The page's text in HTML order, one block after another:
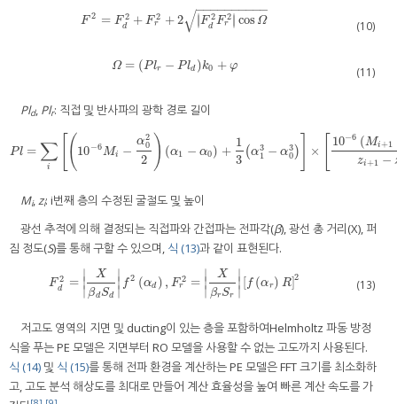
F 2 = F 2
d + F 2
r +2 ∣F 2
d F 2
r ∣ cos Ω
− −
−−−−−−−−
√
F2 =Fd 2+Fr2+2|Fd 2 Fr2|cos Ω (10)
Ω = (Plr − Pld )k0 + φ
Ω=(Plr −P ld)k0+φ (11)
Pld, Plr: 직접 및 반사파의 광학 경로 길이
Pl = ∑
i ( 10−6Mi −
α2
0
2 ) (α1 − α0) +
1
3
(α3
1 − α3
0 ) ×
10−6 (Mi+1
zi+1 −
= ∑i[(10−6M i−α022 )( α1− α0) +13 α1 3−α03 )]× [10− M 1−Mi)zi+1−zi]
Mi,zi: i번째 층의 수정된 굴절도 및 높이
광선 추적에 의해 결정되는 직접파와 간접파는 전파각(β), 광선 총 거리(X), 퍼
짐 정도(S)를 통해 구할 수 있으며, 식 (13)과 같이 표현된다.
F 2
d =
∣
∣
∣
X
βdSd
∣
∣
∣ f2 (αd ) , F 2
r =
∣
∣
∣
X
βrSr
∣
∣
∣ [f (αr) R]2
Fd 2=|Xβd Sd |f2(αd ),Fr2 =| XβrSr|[ αr)R]2 (13)
저고도 영역의 지면 및 ducting이 있는 층을 포함하여Helmholtz 파동 방정
식을 푸는 PE 모델은 지면부터 RO 모델을 사용할 수 없는 고도까지 사용된다.
식 (14) 및 식 (15)를 통해 전파 환경을 계산하는 PE 모델은 FFT 크기를 최소화하
고, 고도 분석 해상도를 최대로 만들어 계산 효율성을 높여 빠른 계산 속도를 가